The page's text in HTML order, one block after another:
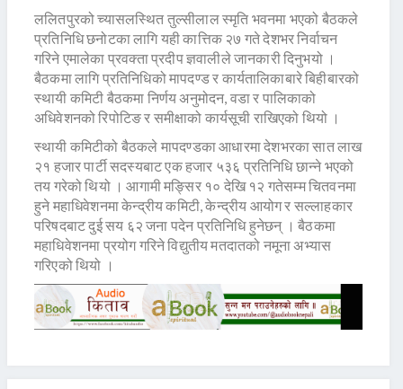
ललितपुरको च्यासलस्थित तुल्सीलाल स्मृति भवनमा भएको बैठकले
प्रतिनिधि छनोटका लागि यही कात्तिक २७ गते देशभर निर्वाचन
गरिने एमालेका प्रवक्ता प्रदीप ज्ञवालीले जानकारी दिनुभयो ।
बैठकमा लागि प्रतिनिधिको मापदण्ड र कार्यतालिकाबारे बिहीबारको
स्थायी कमिटी बैठकमा निर्णय अनुमोदन, वडा र पालिकाको
अधिवेशनको रिपोटिङ र समीक्षाको कार्यसूची राखिएको थियो ।
स्थायी कमिटीको बैठकले मापदण्डका आधारमा देशभरका सात लाख
२१ हजार पार्टी सदस्यबाट एक हजार ५३६ प्रतिनिधि छान्ने भएको
तय गरेको थियो । आगामी मङ्सिर १० देखि १२ गतेसम्म चितवनमा
हुने महाधिवेशनमा केन्द्रीय कमिटी, केन्द्रीय आयोग र सल्लाहकार
परिषदबाट दुई सय ६२ जना पदेन प्रतिनिधि हुनेछन् । बैठकमा
महाधिवेशनमा प्रयोग गरिने विद्युतीय मतदातको नमूना अभ्यास
गरिएको थियो ।